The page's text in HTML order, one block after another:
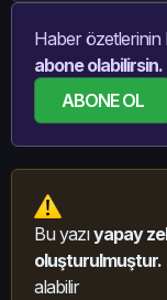
Haber özetlerinin
abone olabilirsin.
ABONE OL
Bu yazıyapay
oluşturulmuştur.
alabilir